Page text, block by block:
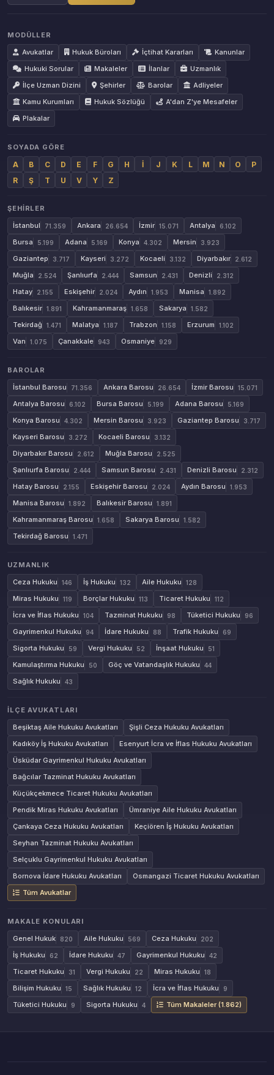
MODÜLLER
Avukatlar
Hukuk Büroları İçtihat Kararları
Kanunlar
Hukuki Sorular
Makaleler İlanlar
Uzmanlık
İlçe Uzman Dizini
Şehirler Barolar
Adliyeler
Kamu Kurumları
Hukuk Sözlüğü
A'dan Z'ye Mesafeler
Plakalar
SOYADA GÖRE
A B C D E F G H İ J K L M N O
P
R
Ş T U V Y Z
ŞEHIRLER
İstanbul
71.359 Ankara 26.654 İzmir 15.071 Antalya 6.102
Bursa 5.199 Adana 5.169 Konya 4.302 Mersin 3.923
Gaziantep 3.717 Kayseri 3.272 Kocaeli 3.132 Diyarbakır 2.612
Muğla 2.524 Şanlıurfa 2.444 Samsun 2.431 Denizli 2.312
Hatay 2.155 Eskişehir 2.024 Aydın 1.953 Manisa 1.892
Balıkesir 1.891 Kahramanmaraş 1.658 Sakarya 1.582
Tekirdağ 1.471 Malatya 1.187 Trabzon 1.158 Erzurum 1.102
Van 1.075 Çanakkale 943 Osmaniye 929
BAROLAR
İstanbul Barosu
71.356 Ankara Barosu 26.654 İzmir Barosu 15.071
Antalya Barosu 6.102 Bursa Barosu 5.199 Adana Barosu 5.169
Konya Barosu 4.302 Mersin Barosu 3.923 Gaziantep Barosu 3.717
Kayseri Barosu 3.272 Kocaeli Barosu 3.132
Diyarbakır Barosu 2.612 Muğla Barosu 2.525
Şanlıurfa Barosu 2.444 Samsun Barosu 2.431 Denizli Barosu 2.312
Hatay Barosu 2.155 Eskişehir Barosu 2.024 Aydın Barosu 1.953
Manisa Barosu 1.892 Balıkesir Barosu 1.891
Kahramanmaraş Barosu 1.658 Sakarya Barosu 1.582
Tekirdağ Barosu 1.471
UZMANLIK
Ceza Hukuku
146 İş Hukuku 132 Aile Hukuku 128
Miras Hukuku 119 Borçlar Hukuku 113 Ticaret Hukuku 112
İcra ve İflas Hukuku 104 Tazminat Hukuku 98 Tüketici Hukuku 96
Gayrimenkul Hukuku 94 İdare Hukuku 88 Trafik Hukuku 69
Sigorta Hukuku 59 Vergi Hukuku 52 İnşaat Hukuku 51
Kamulaştırma Hukuku 50 Göç ve Vatandaşlık Hukuku 44
Sağlık Hukuku 43
İLÇE AVUKATLARI
Beşiktaş Aile Hukuku Avukatları
Şişli Ceza Hukuku Avukatları
Kadıköy İş Hukuku Avukatları
Esenyurt İcra ve İflas Hukuku Avukatları
Üsküdar Gayrimenkul Hukuku Avukatları
Bağcılar Tazminat Hukuku Avukatları
Küçükçekmece Ticaret Hukuku Avukatları
Pendik Miras Hukuku Avukatları
Ümraniye Aile Hukuku Avukatları
Çankaya Ceza Hukuku Avukatları
Keçiören İş Hukuku Avukatları
Seyhan Tazminat Hukuku Avukatları
Selçuklu Gayrimenkul Hukuku Avukatları
Bornova İdare Hukuku Avukatları
Osmangazi Ticaret Hukuku Avukatları
Tüm Avukatlar
MAKALE KONULARI
Genel Hukuk
820 Aile Hukuku 569 Ceza Hukuku 202
İş Hukuku 62 İdare Hukuku 47 Gayrimenkul Hukuku 42
Ticaret Hukuku 31 Vergi Hukuku 22 Miras Hukuku 18
Bilişim Hukuku 15 Sağlık Hukuku 12 İcra ve İflas Hukuku 9
Tüketici Hukuku 9 Sigorta Hukuku 4 Tüm Makaleler (1.862)